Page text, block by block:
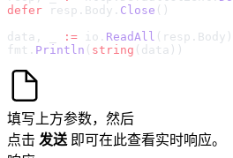
defer resp.Body. Close ()
data, _
:= io. ReadAll (resp.Body)
fmt. Println ( string (data))
填写上方参数，然后
点击 发送 即可在此查看实时响应。